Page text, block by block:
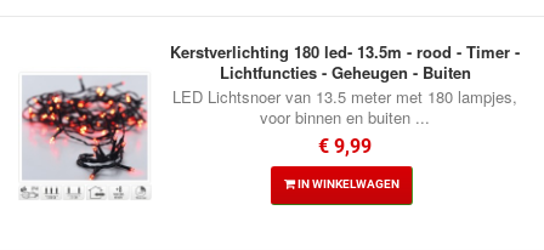
Kerstverlichting 180 led- 13.5m - rood - Timer -
Lichtfuncties - Geheugen - Buiten
LED Lichtsnoer van 13.5 meter met 180 lampjes,
voor binnen en buiten ...
€ 9,99
IN WINKELWAGEN